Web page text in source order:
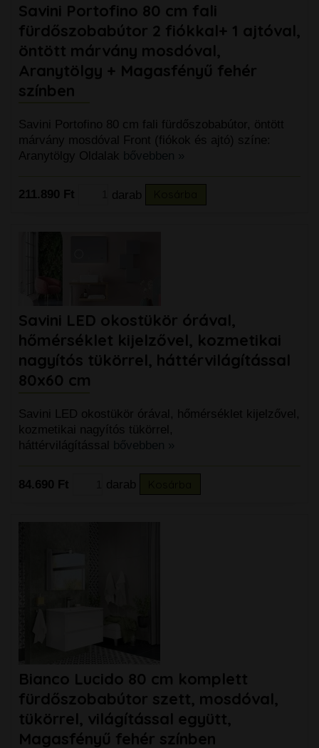
Savini Portofino 80 cm fali
fürdőszobabútor 2 fiókkal+ 1 ajtóval,
öntött márvány mosdóval,
Aranytölgy + Magasfényű fehér
színben
Savini Portofino 80 cm fali fürdőszobabútor, öntött
márvány mosdóval Front (fiókok és ajtó) színe:
Aranytölgy Oldalak bővebben »
211.890 Ft darab
Savini LED okostükör órával,
hőmérséklet kijelzővel, kozmetikai
nagyítós tükörrel, háttérvilágítással
80x60 cm
Savini LED okostükör órával, hőmérséklet kijelzővel,
kozmetikai nagyítós tükörrel,
háttérvilágítással bővebben »
84.690 Ft darab
Bianco Lucido 80 cm komplett
fürdőszobabútor szett, mosdóval,
tükörrel, világítással együtt,
Magasfényű fehér színben